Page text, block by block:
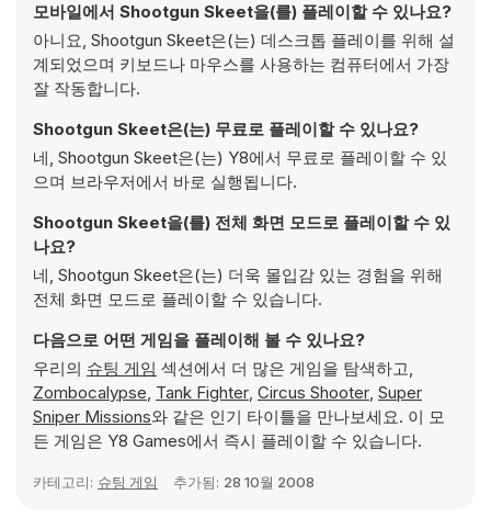
모바일에서 Shootgun Skeet을(를) 플레이할 수 있나요?
아니요, Shootgun Skeet은(는) 데스크톱 플레이를 위해 설
계되었으며 키보드나 마우스를 사용하는 컴퓨터에서 가장
잘 작동합니다.
Shootgun Skeet은(는) 무료로 플레이할 수 있나요?
네, Shootgun Skeet은(는) Y8에서 무료로 플레이할 수 있
으며 브라우저에서 바로 실행됩니다.
Shootgun Skeet을(를) 전체 화면 모드로 플레이할 수 있
나요?
네, Shootgun Skeet은(는) 더욱 몰입감 있는 경험을 위해
전체 화면 모드로 플레이할 수 있습니다.
다음으로 어떤 게임을 플레이해 볼 수 있나요?
우리의 슈팅 게임 섹션에서 더 많은 게임을 탐색하고,
Zombocalypse, Tank Fighter, Circus Shooter, Super
Sniper Missions와 같은 인기 타이틀을 만나보세요. 이 모
든 게임은 Y8 Games에서 즉시 플레이할 수 있습니다.
카테고리: 슈팅 게임 추가됨: 28 10월 2008